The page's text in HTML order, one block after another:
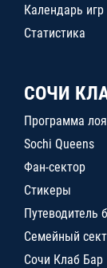
Календарь игр
Статистика
СОЧИ
Программа
Sochi Queens
Фан-сектор
Стикеры
Путеводитель
Семейный
Сочи Клаб Бар